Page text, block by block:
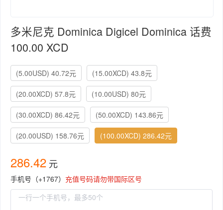
多米尼克 Dominica Digicel Dominica 话费
100.00 XCD
(5.00USD) 40.72元 (15.00XCD) 43.8元
(20.00XCD) 57.8元 (10.00USD) 80元
(30.00XCD) 86.42元 (50.00XCD) 143.86元
(20.00USD) 158.76元 (100.00XCD) 286.42元
286.42 元
手机号（+1767） 充值号码请勿带国际区号